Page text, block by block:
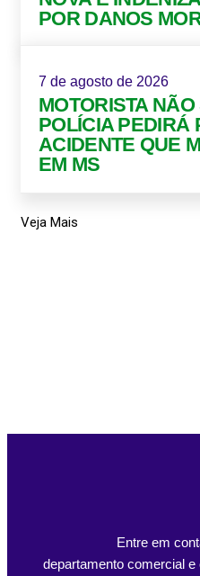
POR DANOS
7 de agosto de 2026
MOTORISTA
POLÍCIA PEDIRÁ
ACIDENTE QUE
EM MS
Veja Mais
Entre em
departamento comercial